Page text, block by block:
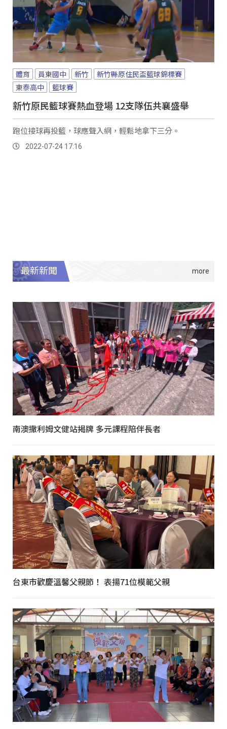
體育 員東國中 新竹
新竹縣原住民盃籃球錦標賽
東泰高中
籃球賽
新竹原民籃球賽熱血登場 12支隊伍共襄盛舉
跑位接球再投籃，球應聲入網，輕鬆地拿下三分。
2022-07-24 17:16
最新新聞
南澳撒利姆文健站揭牌 多元課程陪伴長者
台東市歡慶溫馨父親節！ 表揚71位模範父親